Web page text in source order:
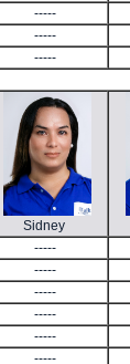
-----
-----
-----
Sidney
-----
-----
-----
-----
-----
-----